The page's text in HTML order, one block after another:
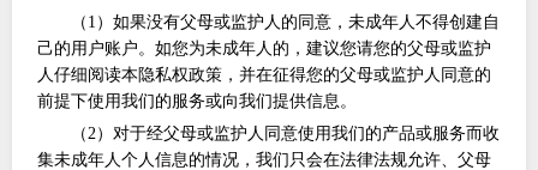
（ 1）如果没有父母或监护人的同意，未成年人不得创建自
己的用户账户。如您为未成年人的，建议您请您的父母或监护
人仔细阅读本隐私权政策，并在征得您的父母或监护人同意的
前提下使用我们的服务或向我们提供信息。
（ 2）对于经父母或监护人同意使用我们的产品或服务而收
集未成年人个人信息的情况，我们只会在法律法规允许、父母